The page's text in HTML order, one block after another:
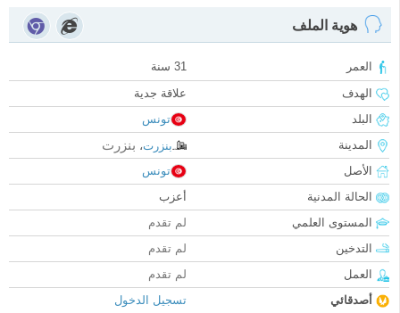
هوية الملف
العمر
31 سنة
الهدف
علاقة جدية
البلد
تونس
المدينة
بنزرت، بنزرت
الأصل
تونس
الحالة المدنية
أعزب
المستوى العلمي
لم تقدم
التدخين
لم تقدم
العمل
لم تقدم
أصدقائي
تسجيل الدخول